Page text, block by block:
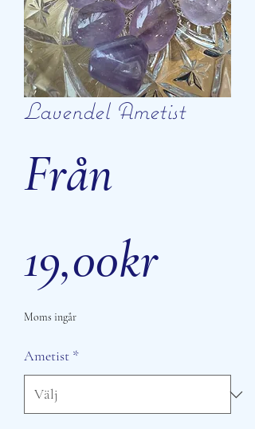
Lavendel Ametist
Från
19,00kr
Moms ingår
Ametist *